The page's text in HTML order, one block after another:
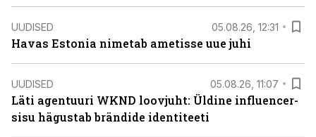
UUDISED 05.08.26, 12:31
Havas Estonia nimetab ametisse uue juhi
UUDISED 05.08.26, 11:07
Läti agentuuri WKND loovjuht: Üldine influencer-
sisu hägustab brändide identiteeti